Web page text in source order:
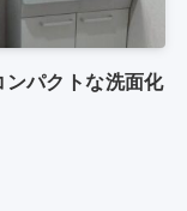
ンパクトな洗面化